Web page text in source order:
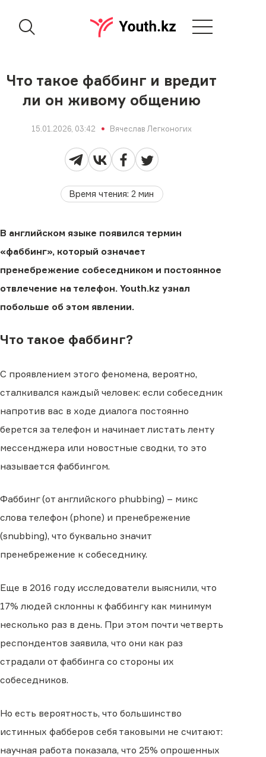
Что такое фаббинг и вредит
ли он живому общению
15.01.2026, 03:42 Вячеслав Легконогих
Время чтения:2 мин
В английском языке появился термин
«фаббинг», который означает
пренебрежение собеседником и постоянное
отвлечение на телефон. Youth.kz узнал
побольше об этом явлении.
Что такое фаббинг?
С проявлением этого феномена, вероятно,
сталкивался каждый человек: если собеседник
напротив вас в ходе диалога постоянно
берется за телефон и начинает листать ленту
мессенджера или новостные сводки, то это
называется фаббингом.
Фаббинг (от английского phubbing) – микс
слова телефон (phone) и пренебрежение
(snubbing), что буквально значит
пренебрежение к собеседнику.
Еще в 2016 году исследователи выяснили, что
17% людей склонны к фаббингу как минимум
несколько раз в день. При этом почти четверть
респондентов заявила, что они как раз
страдали от фаббинга со стороны их
собеседников.
Но есть вероятность, что большинство
истинных фабберов себя таковыми не считают:
научная работа показала, что 25% опрошенных